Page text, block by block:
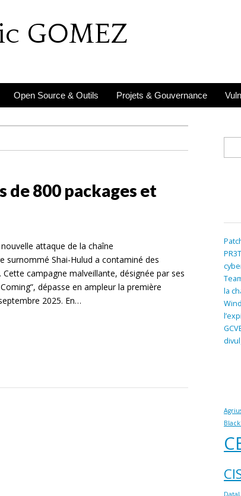
GOMEZ
Open Source & Outils Projets & Gouvernance
de 800 packages et
attaque de la chaîne
surnommé Shai-Hulud a contaminé des
campagne malveillante, désignée par ses
dépasse en ampleur la première
2025. En…
la